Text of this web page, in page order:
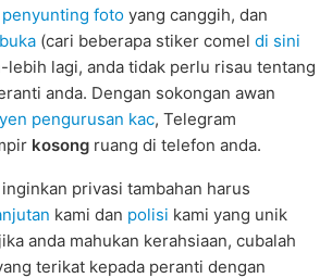
penyunting foto yang canggih, dan
(cari beberapa stiker comel di sini
lebih lagi, anda tidak perlu risau tentang
anda. Dengan sokongan awan
pengurusan kac, Telegram
kosong ruang di telefon anda.
privasi tambahan harus
kami dan polisi kami yang unik
anda mahukan kerahsiaan, cubalah
terikat kepada peranti dengan